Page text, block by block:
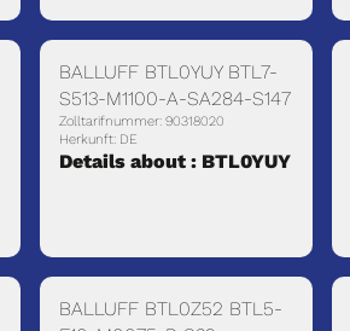
BALLUFF BTL0YUY BTL7-
S513-M1100-A-SA284-S147
Zolltarifnummer: 90318020
Herkunft: DE
Details about : BTL0YUY
BALLUFF BTL0Z52 BTL5-